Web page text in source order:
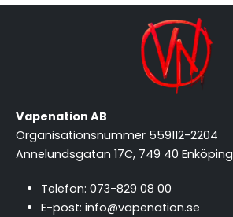
Vapenation AB
Organisationsnummer 559112-2204
Annelundsgatan 17C, 749 40 Enköping
Telefon: 073-829 08 00
E-post: info@vapenation.se